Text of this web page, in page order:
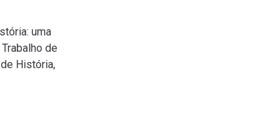
uma
de
História,